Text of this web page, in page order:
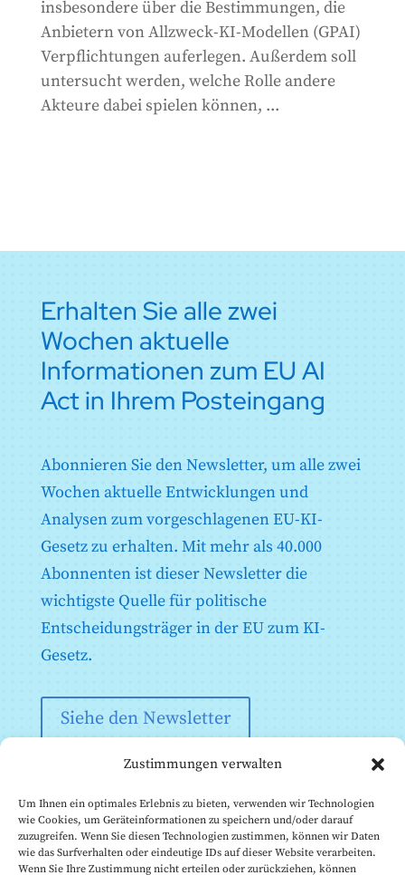
Zustimmungen verwalten
Um Ihnen ein optimales Erlebnis zu bieten, verwenden wir Technologien
wie Cookies, um Geräteinformationen zu speichern und/oder darauf
zuzugreifen. Wenn Sie diesen Technologien zustimmen, können wir Daten
wie das Surfverhalten oder eindeutige IDs auf dieser Website verarbeiten.
Wenn Sie Ihre Zustimmung nicht erteilen oder zurückziehen, können
insbesondere über die Bestimmungen, die
Anbietern von Allzweck-KI-Modellen (GPAI)
Verpflichtungen auferlegen. Außerdem soll
untersucht werden, welche Rolle andere
Akteure dabei spielen können, ...
Erhalten Sie alle zwei
Wochen aktuelle
Informationen zum EU AI
Act in Ihrem Posteingang
Abonnieren Sie den Newsletter, um alle zwei
Wochen aktuelle Entwicklungen und
Analysen zum vorgeschlagenen EU-KI-
Gesetz zu erhalten. Mit mehr als 40.000
Abonnenten ist dieser Newsletter die
wichtigste Quelle für politische
Entscheidungsträger in der EU zum KI-
Gesetz.
Siehe den Newsletter